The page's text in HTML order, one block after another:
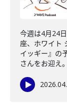
今週は4月24
座、ホワイト
イッギー』の
さんをお迎え